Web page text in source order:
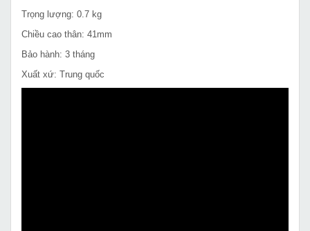
Trọng lượng: 0.7 kg
Chiều cao thân: 41mm
Bảo hành: 3 tháng
Xuất xứ: Trung quốc